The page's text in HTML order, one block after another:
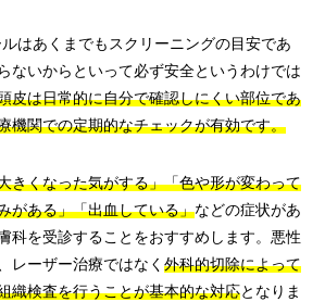
はあくまでもスクリーニングの目安であ
ないからといって必ず安全というわけでは
皮は日常的に自分で確認しにくい部位であ
機関での定期的なチェックが有効です。
きくなった気がする」「色や形が変わって
がある」「出血している」などの症状があ
科を受診することをおすすめします。悪性
レーザー治療ではなく 外科的切除によって
織検査を行うことが基本的な対応となりま